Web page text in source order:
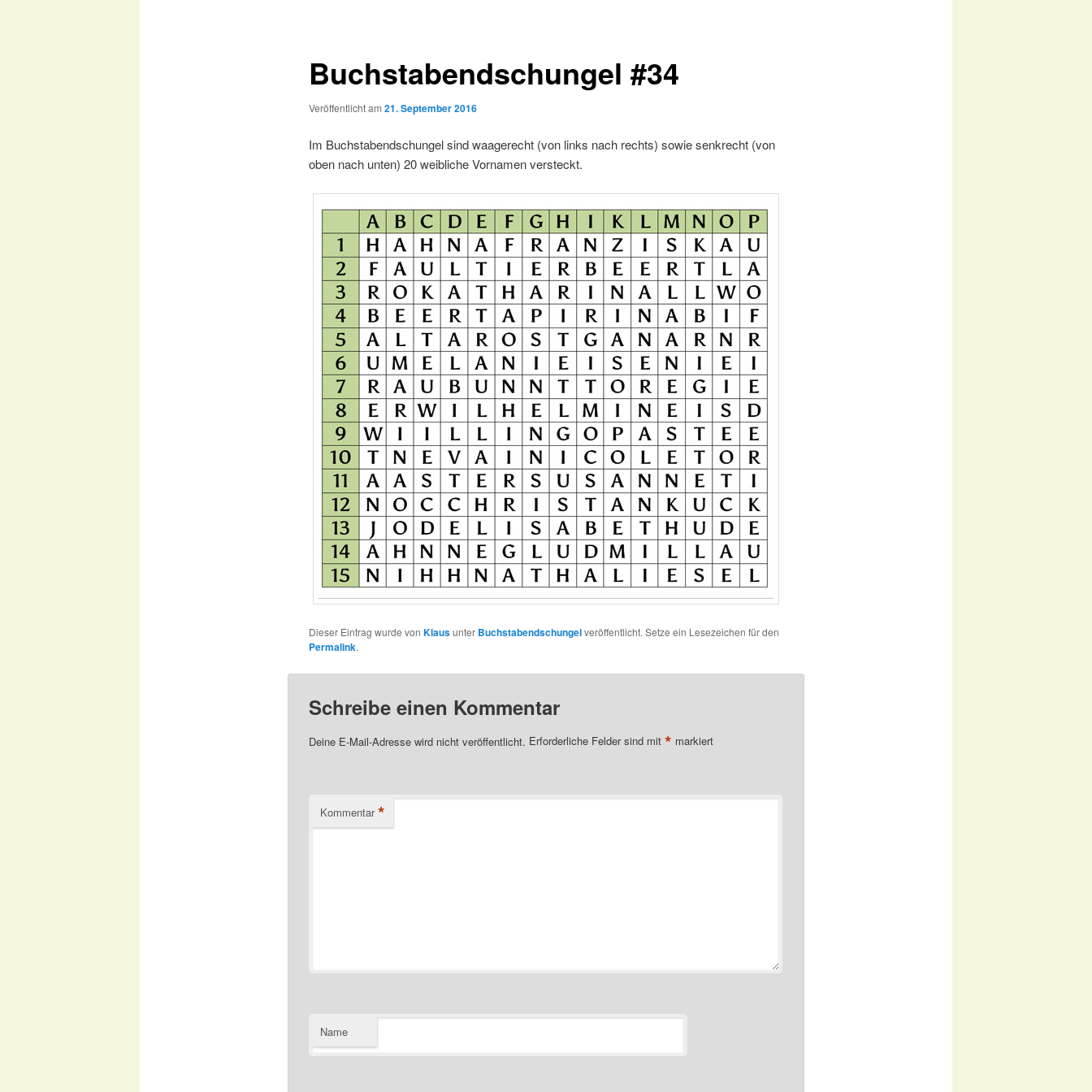
Buchstabendschungel #34
Veröffentlicht am 21. September 2016
Im Buchstabendschungel sind waagerecht (von links nach rechts) sowie senkrecht (von
oben nach unten) 20 weibliche Vornamen versteckt.
Dieser Eintrag wurde von Klausunter Buchstabendschungelveröffentlicht. Setze ein Lesezeichen für den
Permalink.
Schreibe einen Kommentar
Deine E-Mail-Adresse wird nicht veröffentlicht. Erforderliche Felder sind mit * markiert
Kommentar *
Name